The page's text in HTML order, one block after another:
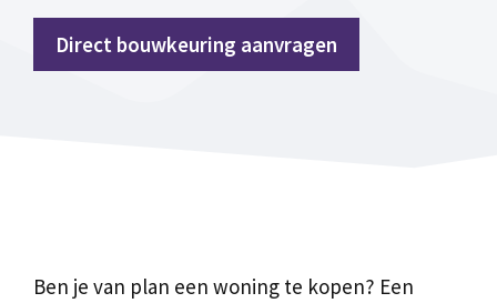
Direct bouwkeuring aanvragen
Ben je van plan een woning te kopen? Een